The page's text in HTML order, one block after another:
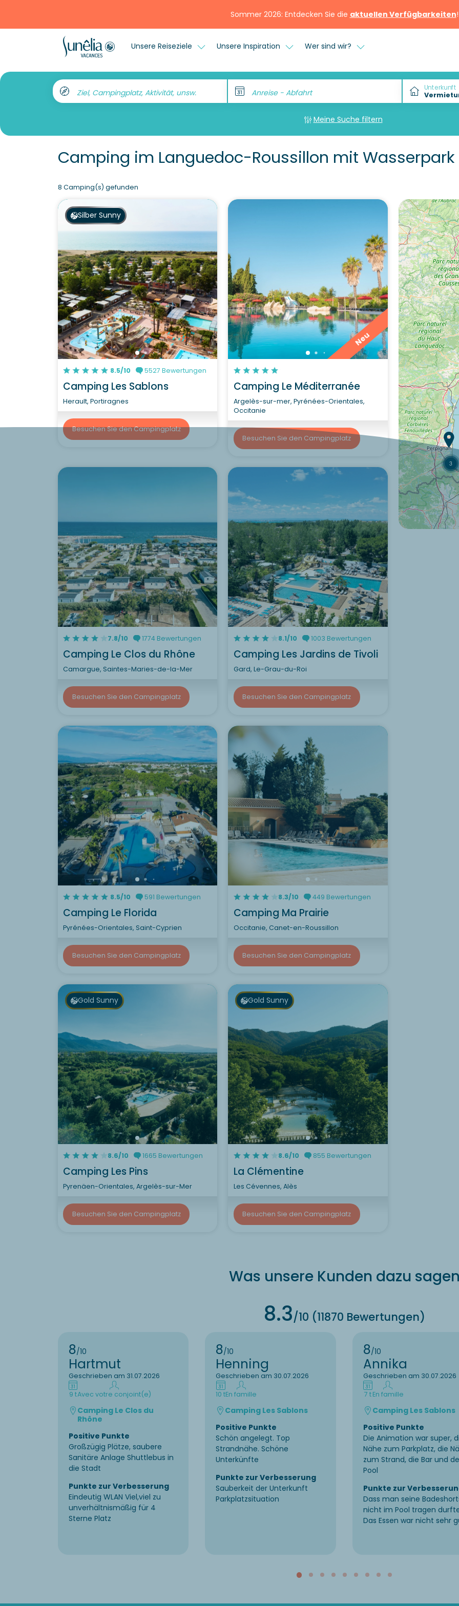
Sommer 2026: Entdecken Sie die aktuellen Verfügbarkeiten!
Unsere Reiseziele Unsere Inspiration Wer sind wir?
Ziel, Campingplatz, Aktivität, unsw. Anreise - Abfahrt Unterkunft
Meine Suche filtern
Camping im Languedoc-Roussillon mit Wasserpark
8 Camping(s) gefunden
Silber Sunny
8.5/10 5527 Bewertungen
Camping Les Sablons
Herault, Portiragnes
Besuchen Sie den Campingplatz
Neu
Camping Le Méditerranée
Argelès-sur-mer, Pyrénées-Orientales,
Occitanie
Besuchen Sie den Campingplatz
7.8/10 1774 Bewertungen
Camping Le Clos du Rhône
Camargue, Saintes-Maries-de-la-Mer
Besuchen Sie den Campingplatz
8.1/10 1003 Bewertungen
Camping Les Jardins de Tivoli
Gard, Le-Grau-du-Roi
Besuchen Sie den Campingplatz
8.5/10 591 Bewertungen
Camping Le Florida
Pyrénées-Orientales, Saint-Cyprien
Besuchen Sie den Campingplatz
8.3/10 449 Bewertungen
Camping Ma Prairie
Occitanie, Canet-en-Roussillon
Besuchen Sie den Campingplatz
Gold Sunny
8.6/10 1665 Bewertungen
Camping Les Pins
Pyrenäen-Orientales, Argelès-sur-Mer
Besuchen Sie den Campingplatz
Gold Sunny
8.6/10 855 Bewertungen
La Clémentine
Les Cévennes, Alès
Besuchen Sie den Campingplatz
3
Was unsere Kunden dazu sagen
8.3/10 (11870 Bewertungen)
8/10
Hartmut
Geschrieben am 31.07.2026
9 tAvec votre conjoint(e)
Camping Le Clos du
Rhône
Positive Punkte
Großzügig Plätze, saubere
Sanitäre Anlage Shuttlebus in
die Stadt
Punkte zur Verbesserung
Eindeutig WLAN Viel,viel zu
unverhältnismäßig für 4
Sterne Platz
8/10
Henning
Geschrieben am 30.07.2026
10 tEn famille
Camping Les Sablons
Positive Punkte
Schön angelegt. Top
Strandnähe. Schöne
Unterkünfte
Punkte zur Verbesserung
Sauberkeit der Unterkunft
Parkplatzsituation
8/10
Annika
Geschrieben am 30.07.2026
7 tEn famille
Camping Les Sablons
Positive Punkte
Die Animation war super,
Nähe zum Parkplatz, die
zum Strand, die Bar und
Pool
Punkte zur
Dass man seine
nicht im Pool tragen
Das Essen war nicht sehr